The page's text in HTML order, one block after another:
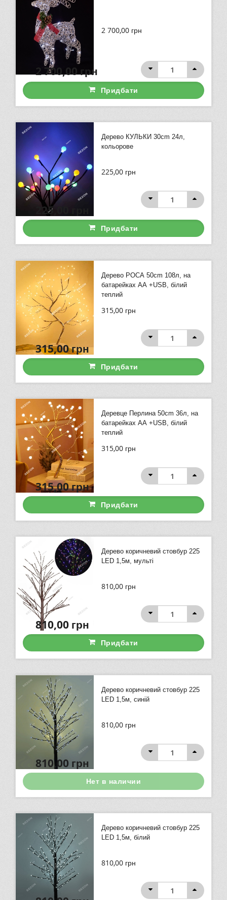
2 700,00 грн
2 700,00грн
Придбати
Дерево КУЛЬКИ 30cm 24л,
кольорове
225,00 грн
225,00
Придбати
Дерево РОСА 50cm 108л, на
батарейках АА +USB, білий
теплий
315,00 грн
315,00грн
Придбати
Деревце Перлина 50cm 36л, на
батарейках АА +USB, білий
теплий
315,00 грн
315,00грн
Придбати
Дерево коричневий стовбур 225
LED 1,5м, мульті
810,00 грн
810,00грн
Придбати
Дерево коричневий стовбур 225
LED 1,5м, синій
810,00 грн
810,00 грн
Нет в наличии
Дерево коричневий стовбур 225
LED 1,5м, білий
810,00 грн